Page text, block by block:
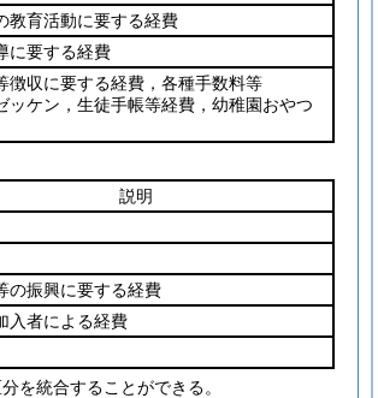
教育活動に要する経費
に要する経費
徴収に要する経費，各種手数料等
ッケン，生徒手帳等経費，幼稚園おやつ
説明
の振興に要する経費
入者による経費
を統合することができる。